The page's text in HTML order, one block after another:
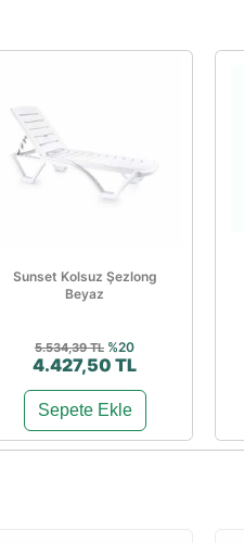
Sunset Kolsuz Şezlong
Beyaz
5.534,39 TL %20
4.427,50 TL
Sepete Ekle